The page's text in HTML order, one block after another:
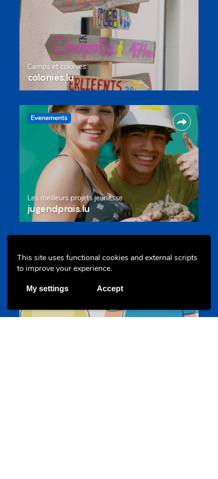
This site uses functional cookies and external scripts
to improve your experience.
My settings Accept
Camps et colonies
colonies.lu
Evenements
Les meilleurs projets jeunesse
jugendprais.lu